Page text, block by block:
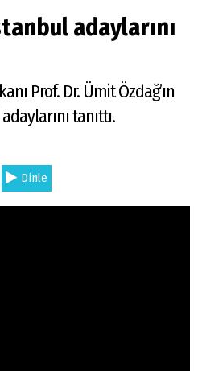
İlkeleri
adaylarını
Prof. Dr. Ümit Özdağ’ın
tanıttı.
Dinle